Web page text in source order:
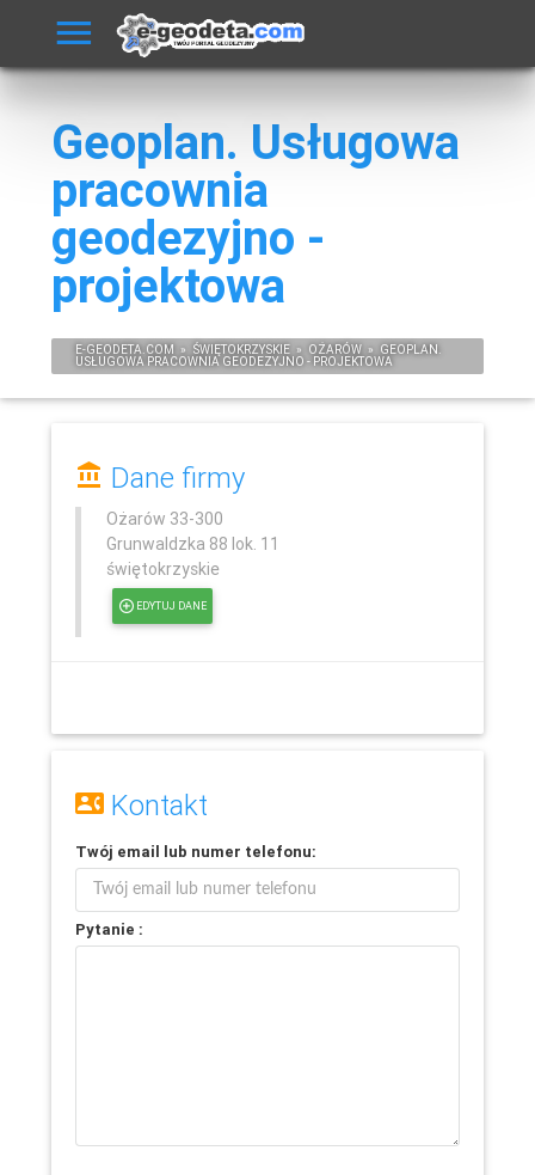
Geoplan. Usługowa
pracownia
geodezyjno -
projektowa
E-GEODETA.COM » ŚWIĘTOKRZYSKIE » OŻARÓW » GEOPLAN.
USŁUGOWA PRACOWNIA GEODEZYJNO - PROJEKTOWA
Dane firmy
Ożarów 33-300
Grunwaldzka 88 lok. 11
świętokrzyskie
EDYTUJ DANE
Kontakt
Twój email lub numer telefonu:
Pytanie :